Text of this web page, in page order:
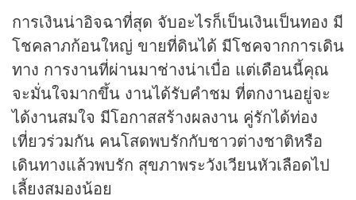
การเงินน่าอิจฉาที่สุด จับอะไรก็เป็นเงินเป็นทอง มี
โชคลาภก้อนใหญ่ ขายที่ดินได้ มีโชคจากการเดิน
ทาง การงานที่ผ่านมาช่างน่าเบื่อ แต่เดือนนี้คุณ
จะมั่นใจมากขึ้น งานได้รับคำชม ที่ตกงานอยู่จะ
ได้งานสมใจ มีโอกาสสร้างผลงาน คู่รักได้ท่อง
เที่ยวร่วมกัน คนโสดพบรักกับชาวต่างชาติหรือ
เดินทางแล้วพบรัก สุขภาพระวังเวียนหัวเลือดไป
เลี้ยงสมองน้อย